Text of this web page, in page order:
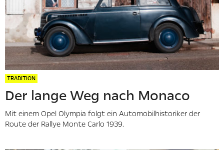
TRADITION
Der lange Weg nach Monaco
Mit einem Opel Olympia folgt ein Automobilhistoriker der
Route der Rallye Monte Carlo 1939.